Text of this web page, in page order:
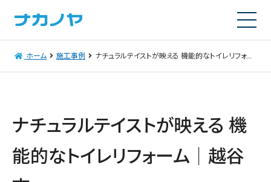
ホーム 施工事例 ナチュラルテイストが映える 機能的なトイレリフォーム｜越谷市
ナチュラルテイストが映える 機
能的なトイレリフォーム｜越谷